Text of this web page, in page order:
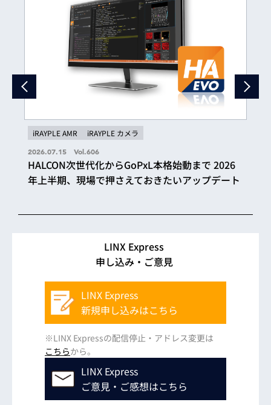
iRAYPLE AMR iRAYPLE カメラ
2026.07.15 Vol.606
HALCON次世代化からGoPxL本格始動まで 2026
年上半期、現場で押さえておきたいアップデート
LINX Express
申し込み・ご意見
LINX Express
新規申し込みはこちら
※LINX Expressの配信停止・アドレス変更は
こちらから。
LINX Express
ご意見・ご感想はこちら